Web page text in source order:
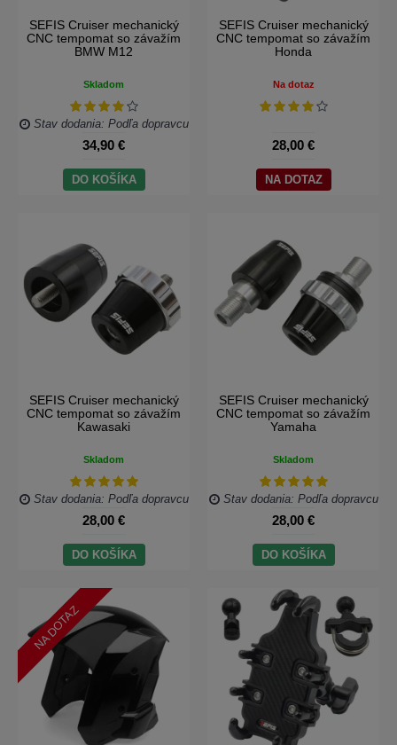
SEFIS Cruiser mechanický
CNC tempomat so závažím
BMW M12
Skladom
Stav dodania: Podľa dopravcu
34,90 €
DO KOŠÍKA
SEFIS Cruiser mechanický
CNC tempomat so závažím
Honda
Na dotaz
28,00 €
NA DOTAZ
SEFIS Cruiser mechanický
CNC tempomat so závažím
Kawasaki
Skladom
Stav dodania: Podľa dopravcu
28,00 €
DO KOŠÍKA
SEFIS Cruiser mechanický
CNC tempomat so závažím
Yamaha
Skladom
Stav dodania: Podľa dopravcu
28,00 €
DO KOŠÍKA
NA DOTAZ